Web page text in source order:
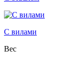
С вилами
Вес